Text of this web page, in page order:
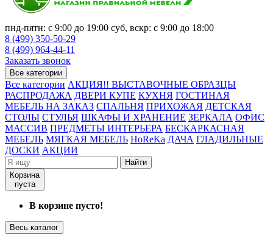
пнд-пятн: с 9:00 до 19:00 суб, вскр: с 9:00 до 18:00
8 (499) 350-50-29
8 (499) 964-44-11
Заказать звонок
Все категории
Все категории АКЦИЯ!! ВЫСТАВОЧНЫЕ ОБРАЗЦЫ
РАСПРОДАЖА ДВЕРИ КУПЕ КУХНЯ ГОСТИНАЯ
МЕБЕЛЬ НА ЗАКАЗ СПАЛЬНЯ ПРИХОЖАЯ ДЕТСКАЯ
СТОЛЫ СТУЛЬЯ ШКАФЫ И ХРАНЕНИЕ ЗЕРКАЛА ОФИС
МАССИВ ПРЕДМЕТЫ ИНТЕРЬЕРА БЕСКАРКАСНАЯ
МЕБЕЛЬ МЯГКАЯ МЕБЕЛЬ HoReKa ДАЧА ГЛАДИЛЬНЫЕ
ДОСКИ АКЦИИ
Найти
Корзина
пуста
В корзине пусто!
Весь каталог